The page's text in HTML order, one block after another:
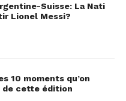
Suisse: La Nati
Lionel Messi?
10 moments qu’on
de cette édition